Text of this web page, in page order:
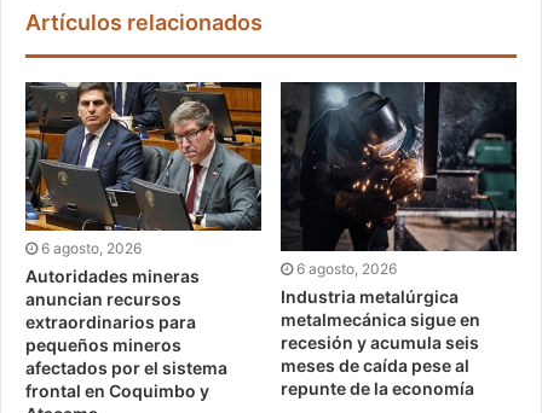
Artículos relacionados
6 agosto, 2026
Autoridades mineras
anuncian recursos
extraordinarios para
pequeños mineros
afectados por el sistema
frontal en Coquimbo y
6 agosto, 2026
Industria metalúrgica
metalmecánica sigue en
recesión y acumula seis
meses de caída pese al
repunte de la economía